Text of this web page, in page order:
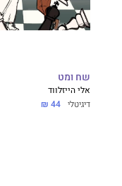
שח ומט
אלי הייזלווד
דיגיטלי 44 ₪